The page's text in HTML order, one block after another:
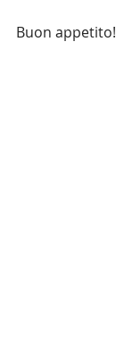
Buon appetito!